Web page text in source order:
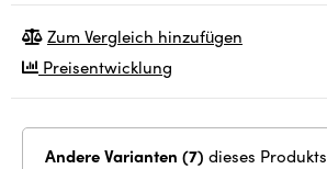
Zum Vergleich hinzufügen
Preisentwicklung
Andere Varianten (7) dieses Produkts